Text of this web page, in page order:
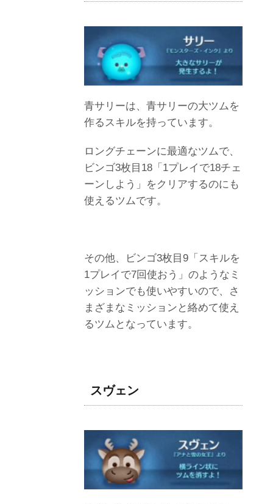
青サリーは、青サリーの大ツムを
作るスキルを持っています。
ロングチェーンに最適なツムで、
ビンゴ3枚目18「1プレイで18チェ
ーンしよう」をクリアするのにも
使えるツムです。
その他、ビンゴ3枚目9「スキルを
1プレイで7回使おう」のようなミ
ッションでも使いやすいので、さ
まざまなミッションと絡めて使え
るツムとなっています。
スヴェン